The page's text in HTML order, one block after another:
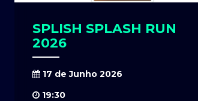
SPLISH SPLASH RUN
2026
17 de Junho 2026
19:30